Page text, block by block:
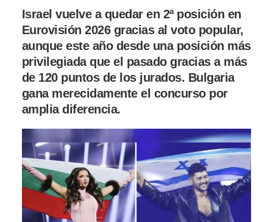
Israel vuelve a quedar en 2ª posición en
Eurovisión 2026 gracias al voto popular,
aunque este año desde una posición más
privilegiada que el pasado gracias a más
de 120 puntos de los jurados. Bulgaria
gana merecidamente el concurso por
amplia diferencia.